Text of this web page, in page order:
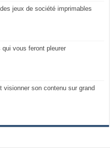
jeux de société imprimables
qui vous feront pleurer
visionner son contenu sur grand